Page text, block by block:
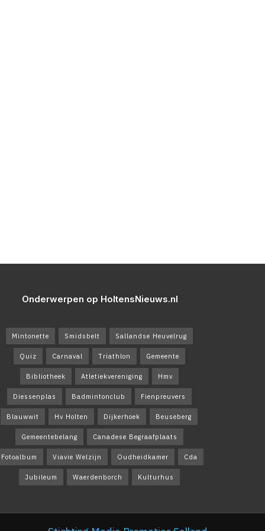
Onderwerpen op HoltensNieuws.nl
Mintonette Smidsbelt Sallandse Heuvelrug
Quiz Carnaval Triathlon Gemeente
Bibliotheek Atletiekvereniging Hmv
Diessenplas Badmintonclub Fienpreuvers
Blauwwit Hv Holten Dijkerhoek Beuseberg
Gemeentebelang Canadese Begraafplaats
Fotoalbum Viavie Welzijn Oudheidkamer Cda
Jubileum Waerdenborch Kulturhus